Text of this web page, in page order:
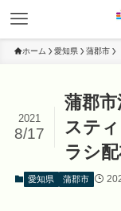
ホーム 愛知県 蒲郡市
蒲郡
ステ
ラシ
2021
8/17
愛知県 蒲郡市